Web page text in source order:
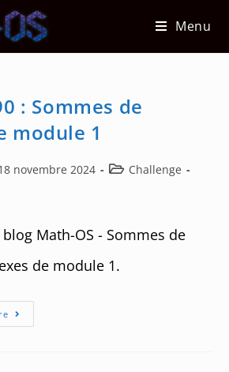
Menu
: Sommes de
module 1
novembre 2024
PostChallenge
Math-OS - Sommes de
de module 1.
Challenge
90